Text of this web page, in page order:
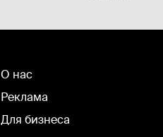
О нас
Реклама
Для бизнеса